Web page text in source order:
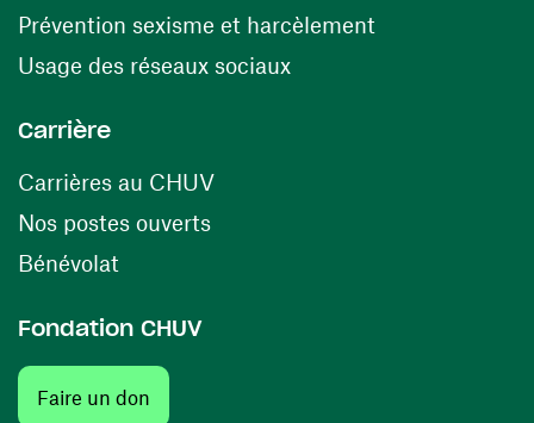
Prévention sexisme et harcèlement
Usage des réseaux sociaux(opens in a new
Carrière
Carrières au CHUV(opens in a new window)
Nos postes ouverts(opens in a new window)
Bénévolat
Fondation CHUV
Faire un don